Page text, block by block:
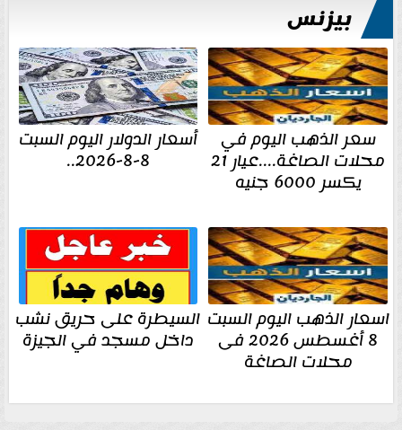
بيزنس
سعر الذهب اليوم في
محلات الصاغة....عيار 21
يكسر 6000 جنيه
أسعار الدولار اليوم السبت
8-8-2026..
اسعار الذهب اليوم السبت
8 أغسطس 2026 فى
محلات الصاغة
السيطرة على حريق نشب
داخل مسجد في الجيزة